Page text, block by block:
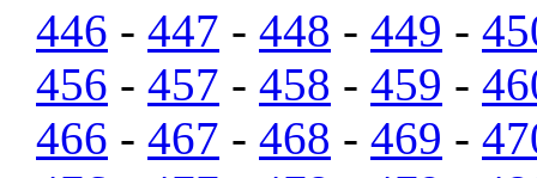
446 - 447 - 448 - 449 -
456 - 457 - 458 - 459 -
466 - 467 - 468 - 469 -